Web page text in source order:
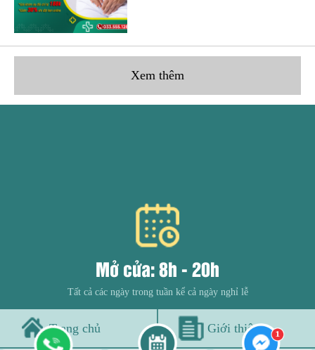
Xem thêm
Mở cửa: 8h - 20h
Tất cả các ngày trong tuần kể cả ngày nghỉ lễ
Trang chủ Giới thiệu